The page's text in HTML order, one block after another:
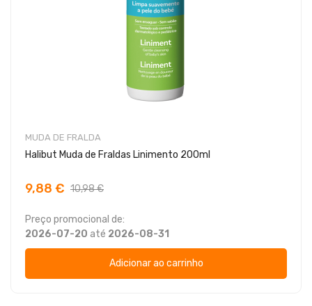
MUDA DE FRALDA
Halibut Muda de Fraldas Linimento 200ml
9,88 € 10,98 €
Preço promocional de:
2026-07-20 até 2026-08-31
Adicionar ao carrinho